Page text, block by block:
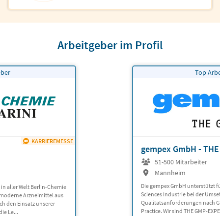
Arbeitgeber im Profil
KARRIEREMESSE
aller Welt Berlin-Chemie
Arzneimittel aus
den Einsatz unserer
Le...
Top
gempex GmbH - THE
51-500 Mitarbeiter
Mannheim
Die gempex GmbH unterstützt
Sciences Industrie bei der
Qualitätsanforderungen nach
Practice. Wir sind THE GMP-